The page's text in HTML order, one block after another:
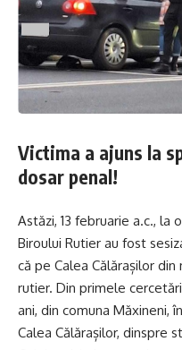
Victima a ajuns la
dosar penal!
Astăzi, 13 februarie a.c., la
Biroului Rutier au fost
că pe Calea Călărașilor
rutier. Din primele
ani, din comuna Măxineni,
Calea Călărașilor, dinspre